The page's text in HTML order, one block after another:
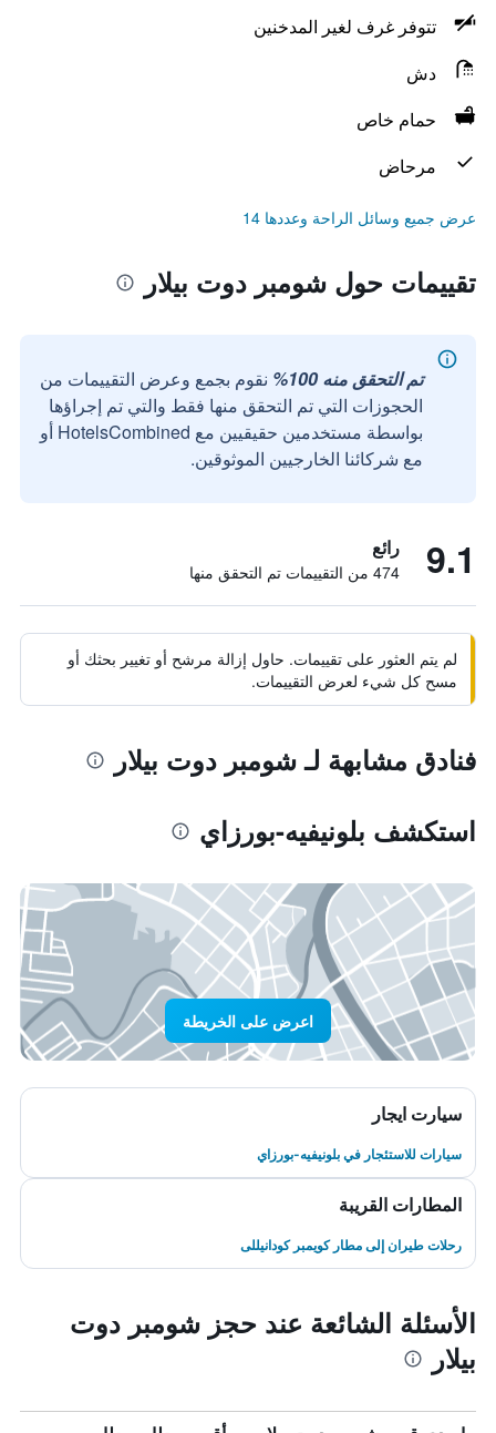
تتوفر غرف لغير المدخنين
دش
حمام خاص
مرحاض
عرض جميع وسائل الراحة وعددها 14
تقييمات حول شومبر دوت بيلار
تم التحقق منه 100%
نقوم بجمع وعرض التقييمات من
الحجوزات التي تم التحقق منها فقط والتي تم إجراؤها
بواسطة مستخدمين حقيقيين مع HotelsCombined أو
مع شركائنا الخارجيين الموثوقين.
9.1 رائع
474 من التقييمات تم التحقق منها
لم يتم العثور على تقييمات. حاول إزالة مرشح أو تغيير بحثك أو
مسح كل شيء لعرض التقييمات.
فنادق مشابهة لـ شومبر دوت بيلار
استكشف بلونيفيه-بورزاي
اعرض على الخريطة
سيارت ايجار
سيارات للاستئجار في بلونيفيه-بورزاي
المطارات القريبة
رحلات طيران إلى مطار كويمبر كودانيللى
الأسئلة الشائعة عند حجز شومبر دوت
بيلار